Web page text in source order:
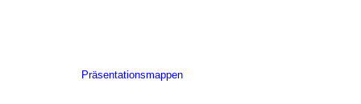
Präsentationsmappen